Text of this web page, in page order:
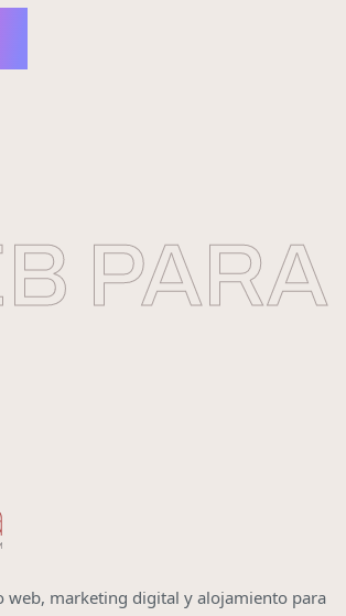
PARA
web, marketing digital y alojamiento para